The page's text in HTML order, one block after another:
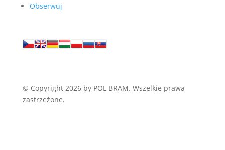
Obserwuj
© Copyright 2026 by POL BRAM. Wszelkie prawa
zastrzeżone.